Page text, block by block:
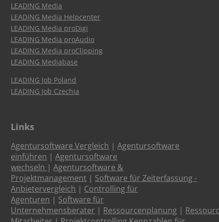
LEADING Media
LEADING Media Helpcenter
LEADING Media proDigi
LEADING Media proAudio
LEADING Media proClipping
LEADING Mediabase
LEADING Job Poland
LEADING Job Czechia
Links
Agentursoftware Vergleich |Agentursoftware
einführen |Agentursoftware
wechseln |Agentursoftware &
Projektmanagement | Software für Zeiterfassung -
Anbietervergleich | Controlling für
Agenturen | Software für
Unternehmensberater | Ressourcenplanung |